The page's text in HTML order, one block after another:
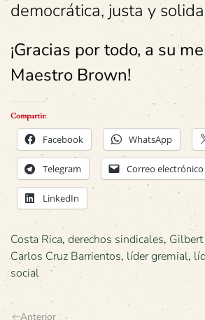
democrática, justa y
¡Gracias por todo, a su
Maestro Brown!
Compartir:
Facebook WhatsApp
Telegram Correo electrónico
LinkedIn
Costa Rica, derechos sindicales,
Carlos Cruz Barrientos, líder gremial,
social
Anterior